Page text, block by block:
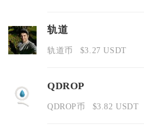
轨道
轨道币 $3.27 USDT
QDROP
QDROP币 $3.82 USDT